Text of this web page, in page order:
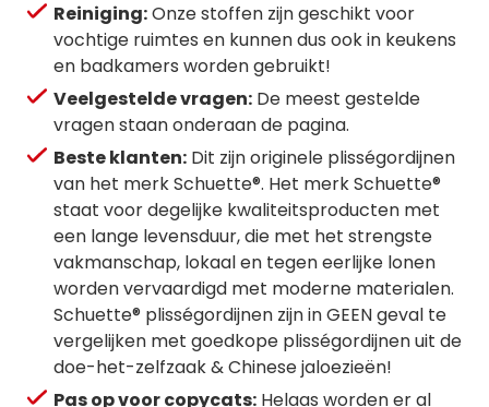
Reiniging:Onze stoffen zijn geschikt voor
vochtige ruimtes en kunnen dus ook in keukens
en badkamers worden gebruikt!
Veelgestelde vragen: De meest gestelde
vragen staan onderaan de pagina.
Beste klanten: Dit zijn originele plisségordijnen
van het merk Schuette®. Het merk Schuette®
staat voor degelijke kwaliteitsproducten met
een lange levensduur, die met het strengste
vakmanschap, lokaal en tegen eerlijke lonen
worden vervaardigd met moderne materialen.
Schuette® plisségordijnen zijn in GEEN geval te
vergelijken met goedkope plisségordijnen uit de
doe-het-zelfzaak & Chinese jaloezieën!
Pas op voor copycats: Helaas worden er al